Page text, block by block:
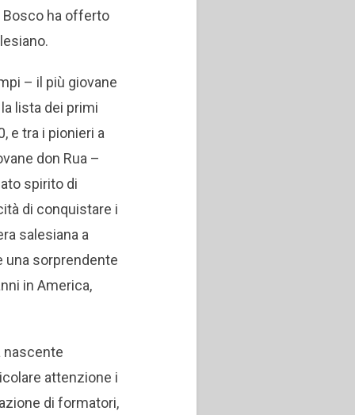
ha offerto
– il più giovane
lista dei primi
e tra i pionieri a
don Rua –
spirito di
di conquistare i
salesiana a
una sorprendente
in America,
nascente
attenzione i
di formatori,